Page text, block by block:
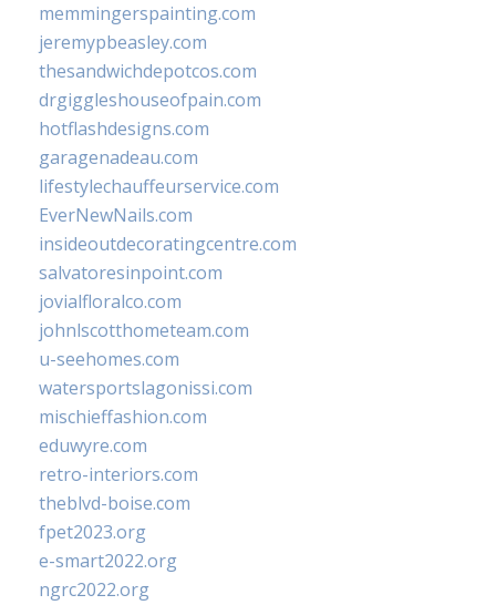
memmingerspainting.com
jeremypbeasley.com
thesandwichdepotcos.com
drgiggleshouseofpain.com
hotflashdesigns.com
garagenadeau.com
lifestylechauffeurservice.com
EverNewNails.com
insideoutdecoratingcentre.com
salvatoresinpoint.com
jovialfloralco.com
johnlscotthometeam.com
u-seehomes.com
watersportslagonissi.com
mischieffashion.com
eduwyre.com
retro-interiors.com
theblvd-boise.com
fpet2023.org
e-smart2022.org
ngrc2022.org